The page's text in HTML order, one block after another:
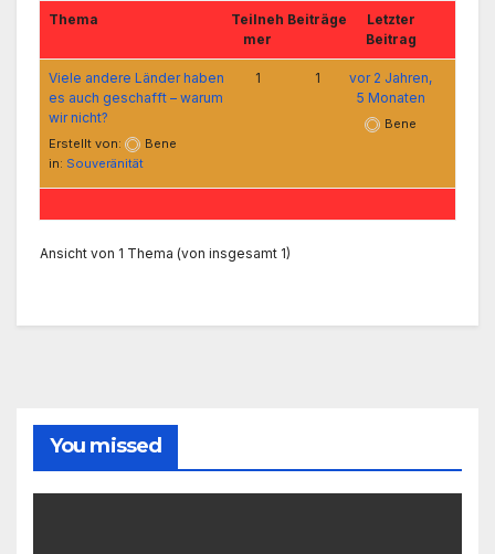
Thema
Teilneh
mer
Beiträge
Letzter
Beitrag
Viele andere Länder haben
es auch geschafft – warum
wir nicht?
Erstellt von:
Bene
in: Souveränität
1 1
vor 2 Jahren,
5 Monaten
Bene
Ansicht von 1 Thema (von insgesamt 1)
You missed